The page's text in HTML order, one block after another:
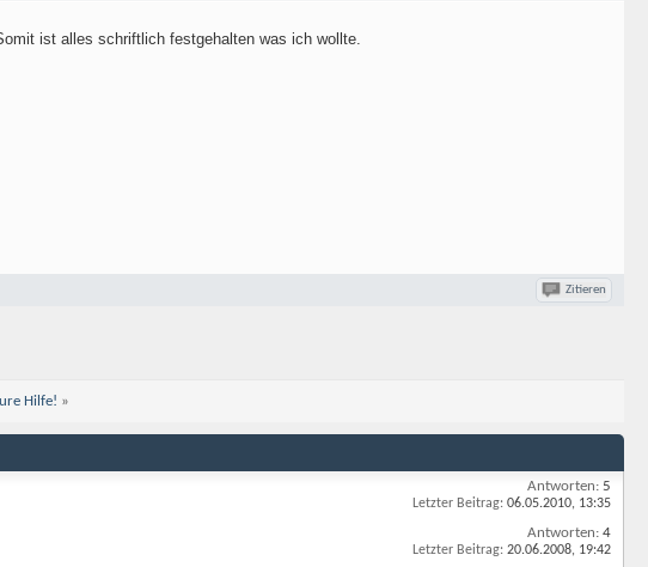
ist alles schriftlich festgehalten was ich wollte.
Zitieren
Hilfe! »
Antworten: 5
Letzter Beitrag: 06.05.2010, 13:35
Antworten: 4
Letzter Beitrag: 20.06.2008, 19:42